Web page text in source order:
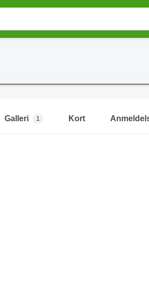
Galleri 1 Kort